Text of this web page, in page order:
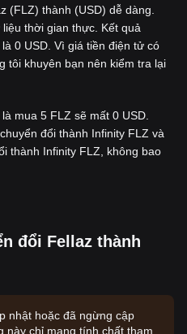
(FLZ) thành (USD) dễ dàng.
thời gian thực. Kết quả
0 USD. Vì giá tiền điện tử có
tôi khuyên bạn nên kiểm tra lại
mua 5 FLZ sẽ mất 0 USD.
đổi thành Infinity FLZ và
thành Infinity FLZ, không bao
đổi Fellaz thành
nhật hoặc đã ngừng cập
này chỉ mang tính chất tham